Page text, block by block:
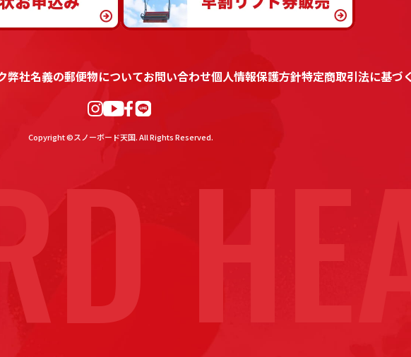
弊社名義の郵便物についてお問い合わせ個人情報保護方針特定商取引法に基づ
Copyright ©スノーボード天国. All Rights Reserved.